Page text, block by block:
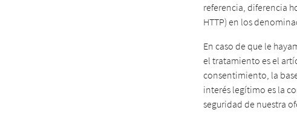
referencia, diferencia
HTTP) en los
En caso de que le
el tratamiento es el
consentimiento, la
interés legítimo es la
seguridad de nuestra